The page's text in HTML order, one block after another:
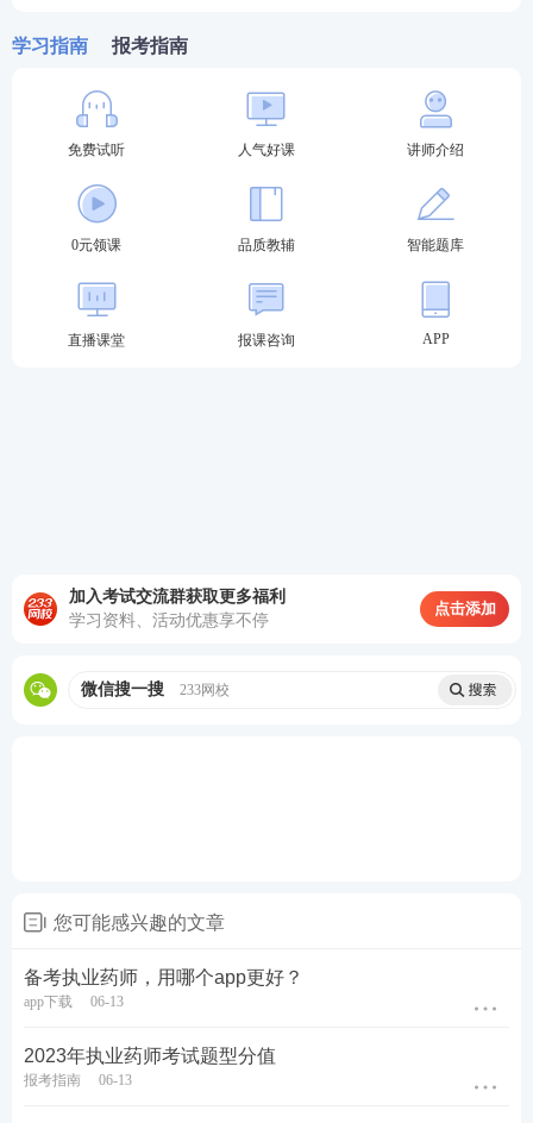
03 2023年执业药师考试时间
2023年执业药师的考试时间为10月21日、22日。
考试时间 考试科目 考试题型题量
9:00—11:
药学（中药学）专
业知识（一）
A型题：40道 B型题：
60道
C型题：10道 X型题：
6:30
业知识（二）
A型题：40道 B型题：
C型题：10道 X型题：
更多关于执业药师报考问题，可以添加学霸君微信咨
多考友一起复习！
1 至尊班：适合需要督学、自制力弱的考生，小
学习指南 报考指南
免费试听 人气好课 讲师介绍
0元领课 品质教辅 智能题库
直播课堂 报课咨询 APP
加入考试交流群获取更多福利
学习资料、活动优惠享不停
点击添加
微信搜一搜 233网校
您可能感兴趣的文章
备考执业药师，用哪个app更好？
app下载 06-13
2023年执业药师考试题型分值
报考指南 06-13